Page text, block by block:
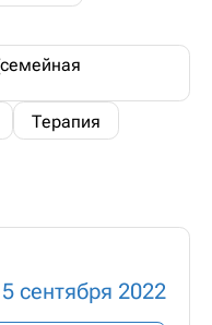
Терапия
сентября 2022